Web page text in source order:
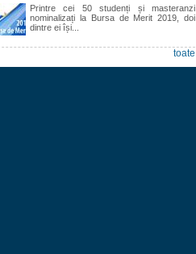
Printre cei 50 studenți și masteranzi
nominalizați la Bursa de Merit 2019, doi
dintre ei își...
toate